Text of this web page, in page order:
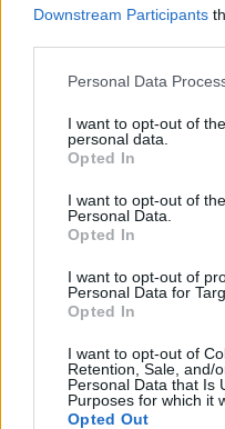
Downstream Participants
Personal Data
I want to opt-out of
personal data.
Opted In
I want to opt-out of
Personal Data.
Opted In
I want to opt-out of
Personal Data for
Opted In
I want to opt-out of
Retention, Sale, and/
Personal Data that Is
Purposes for which it
Opted Out
Xenón
Creo que ahora ya esta
Un saludo
Responder
galanot
Publicado
josuyo dijo:
Se me olvido,también tiene